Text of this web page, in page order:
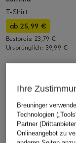
T-Shirt
ab 25,99 €
Bestpreis:23,79 €
Ursprünglich: 39,99 €
ÄHNLICHE
Ihre
Breuninger
Technologien
Partner
Onlineangebot zu